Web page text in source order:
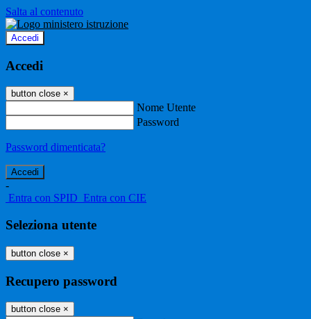
Salta al contenuto
Accedi
Accedi
button close ×
Nome Utente
Password
Password dimenticata?
-
Entra con SPID Entra con CIE
Seleziona utente
button close ×
Recupero password
button close ×